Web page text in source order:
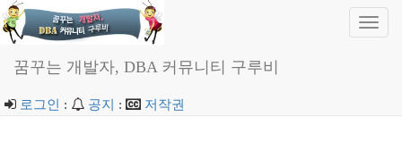
꿈꾸는 개발자, DBA 커뮤니티 구루비
로그인 : 공지 : 저작권